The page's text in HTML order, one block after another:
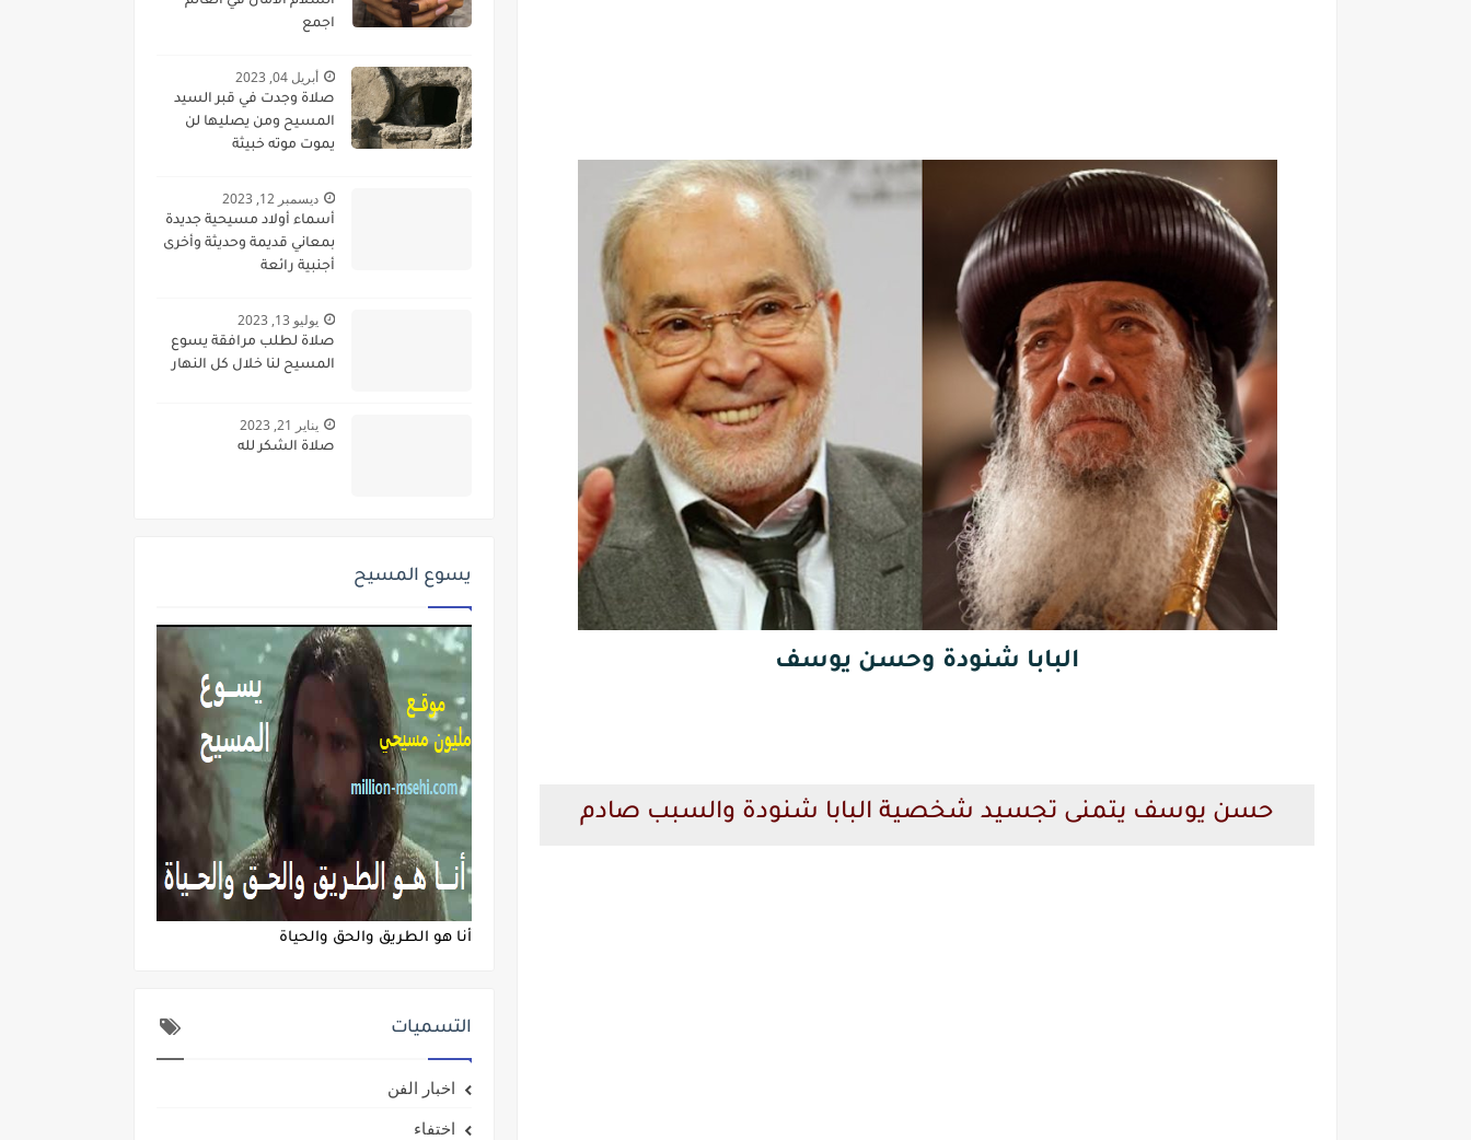
البابا شنودة وحسن يوسف
حسن يوسف يتمنى تجسيد شخصية البابا شنودة والسبب صادم
اجمع
أبريل 04, 2023
صلاة وجدت في قبر السيد
المسيح ومن يصليها لن
يموت موته خبيثة
ديسمبر 12, 2023
أسماء أولاد مسيحية جديدة
بمعاني قديمة وحديثة وأخرى
أجنبية رائعة
يوليو 13, 2023
صلاة لطلب مرافقة يسوع
المسيح لنا خلال كل النهار
يناير 21, 2023
صلاة الشكر لله
يسوع المسيح
أنا هو الطريق والحق والحياة
التسميات
اخبار الفن
اختفاء